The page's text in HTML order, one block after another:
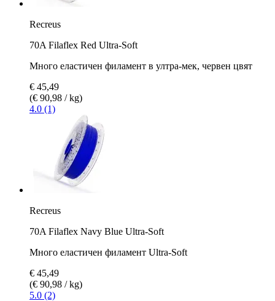
Recreus
70A Filaflex Red Ultra-Soft
Много еластичен филамент в ултра-мек, червен цвят
€ 45,49
(€ 90,98 / kg)
4.0 (1)
Recreus
70A Filaflex Navy Blue Ultra-Soft
Много еластичен филамент Ultra-Soft
€ 45,49
(€ 90,98 / kg)
5.0 (2)